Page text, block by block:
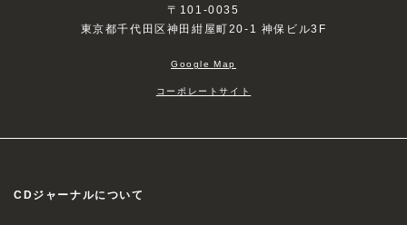
〒101-0035
東京都千代田区神田紺屋町20-1 神保ビル3F
Google Map
コーポレートサイト
CDジャーナルについて